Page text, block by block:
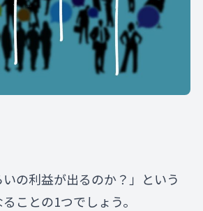
いの利益が出るのか？」という
ことの1つでしょう。